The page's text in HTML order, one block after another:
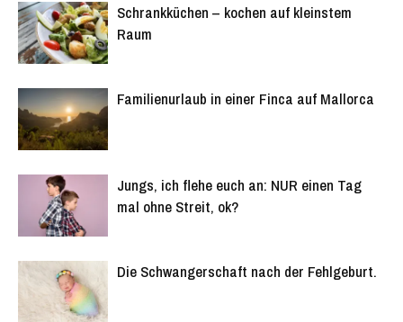
Schrankküchen – kochen auf kleinstem
Raum
Familienurlaub in einer Finca auf Mallorca
Jungs, ich flehe euch an: NUR einen Tag
mal ohne Streit, ok?
Die Schwangerschaft nach der Fehlgeburt.